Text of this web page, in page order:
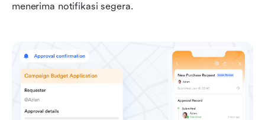
menerima notifikasi segera.